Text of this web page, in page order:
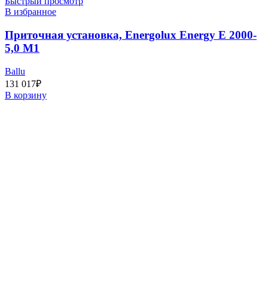
В избранное
Приточная установка, Energolux Energy E 2000-
5,0 M1
Ballu
131 017₽
В корзину